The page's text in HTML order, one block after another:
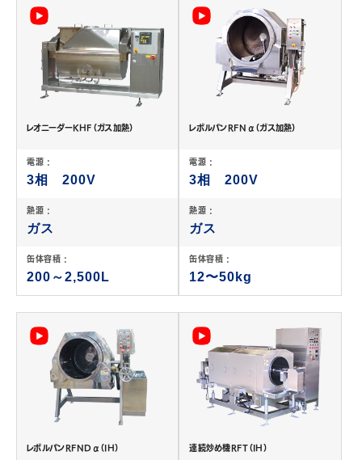
レオニーダーKHF（ガス加熱）
電源 :
3相 200V
熱源 :
ガス
缶体容積 :
200～2,500L
レボルパンRFNα（ガス加熱）
電源 :
3相 200V
熱源 :
ガス
缶体容積 :
12〜50kg
レボルパンRFNDα（IH） 連続炒め機RFT（IH）